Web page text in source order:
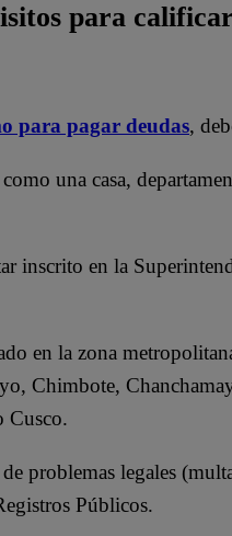
para
para pagar deudas,
una casa,
inscrito en la
en la zona
Chimbote,
Cusco.
problemas legales
Públicos.